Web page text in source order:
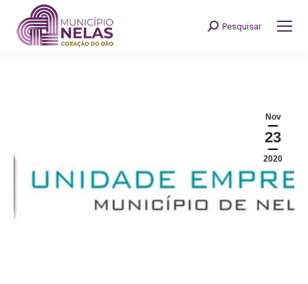
Search:
Pesquisar
Nov
23
2020